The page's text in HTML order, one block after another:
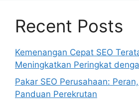
Recent Posts
Kemenangan Cepat SEO
Meningkatkan Peringkat
Pakar SEO Perusahaan:
Panduan Perekrutan